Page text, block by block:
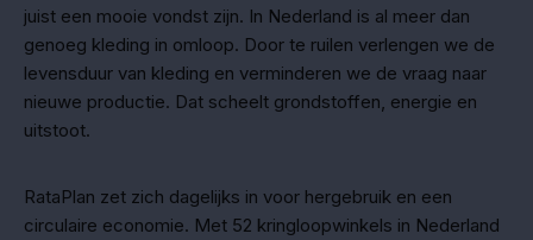
juist een mooie vondst zijn. In Nederland is al meer dan
genoeg kleding in omloop. Door te ruilen verlengen we de
levensduur van kleding en verminderen we de vraag naar
nieuwe productie. Dat scheelt grondstoffen, energie en
uitstoot.
RataPlan zet zich dagelijks in voor hergebruik en een
circulaire economie. Met 52 kringloopwinkels in Nederland